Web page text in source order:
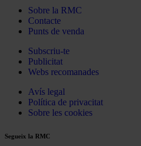
Sobre la RMC
Contacte
Punts de venda
Subscriu-te
Publicitat
Webs recomanades
Avís legal
Política de privacitat
Sobre les cookies
Segueix la RMC